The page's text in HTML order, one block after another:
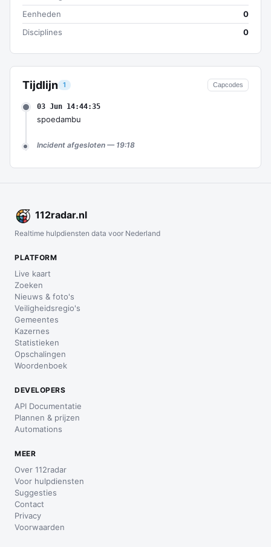
Tijdlijn 1 Capcodes
03 Jun 14:44:35
spoedambu
Incident afgesloten — 19:18
Eenheden
0
Disciplines
0
112radar.nl
Realtime hulpdiensten data voor Nederland
PLATFORM
Live kaart
Zoeken
Nieuws & foto's
Veiligheidsregio's
Gemeentes
Kazernes
Statistieken
Opschalingen
Woordenboek
DEVELOPERS
API Documentatie
Plannen & prijzen
Automations
MEER
Over 112radar
Voor hulpdiensten
Suggesties
Contact
Privacy
Voorwaarden